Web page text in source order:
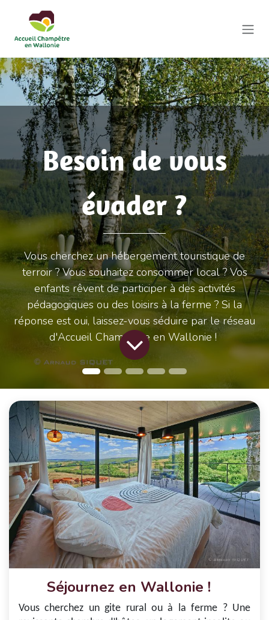
Besoin de vous
évader ?
Vous cherchez un hébergement touristique de
terroir ? Vous souhaitez consommer local ? Vos
enfants rêvent de participer à des activités
pédagogiques ou des loisirs à la ferme ? Si la
réponse est oui, laissez-vous séduire par le réseau
d'Accueil Champêtre en Wallonie !
Séjournez en Wallonie !
Vous cherchez un gite rural ou à la ferme ? Une